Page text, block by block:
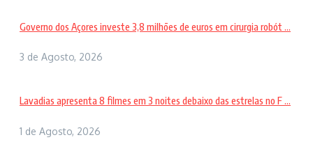
Governo dos Açores investe 3,8 milhões de euros em cirurgia robót ...
3 de Agosto, 2026
Lavadias apresenta 8 filmes em 3 noites debaixo das estrelas no F ...
1 de Agosto, 2026